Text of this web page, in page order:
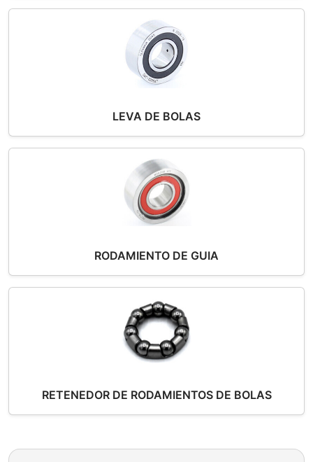
LEVA DE BOLAS
RODAMIENTO DE GUIA
RETENEDOR DE RODAMIENTOS DE BOLAS